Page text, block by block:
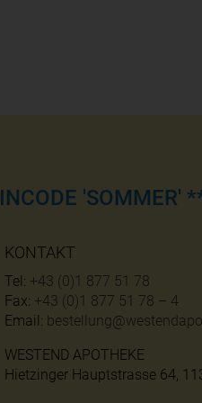
'SOMMER'
KONTAKT
Tel: +43 (0)1 877 51 78
Fax: +43 (0)1 877 51 78 – 4
Email:
WESTEND APOTHEKE
Hietzinger Hauptstrasse 64,